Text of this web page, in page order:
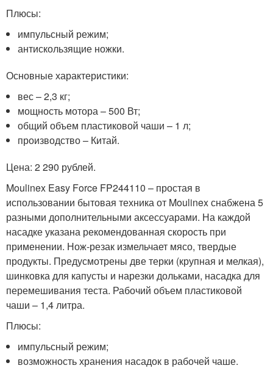
Плюсы:
импульсный режим;
антискользящие ножки.
Основные характеристики:
вес – 2,3 кг;
мощность мотора – 500 Вт;
общий объем пластиковой чаши – 1 л;
производство – Китай.
Цена: 2 290 рублей.
Moulinex Easy Force FP244110 – простая в
использовании бытовая техника от Moulinex снабжена 5
разными дополнительными аксессуарами. На каждой
насадке указана рекомендованная скорость при
применении. Нож-резак измельчает мясо, твердые
продукты. Предусмотрены две терки (крупная и мелкая),
шинковка для капусты и нарезки дольками, насадка для
перемешивания теста. Рабочий объем пластиковой
чаши – 1,4 литра.
Плюсы:
импульсный режим;
возможность хранения насадок в рабочей чаше.